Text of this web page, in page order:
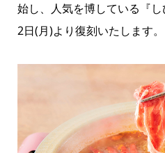
始し、人気を博している『
2日(月)より復刻いたします。